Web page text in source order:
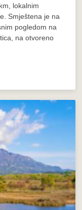
lokalnim
Smještena je na
pogledom na
na otvoreno